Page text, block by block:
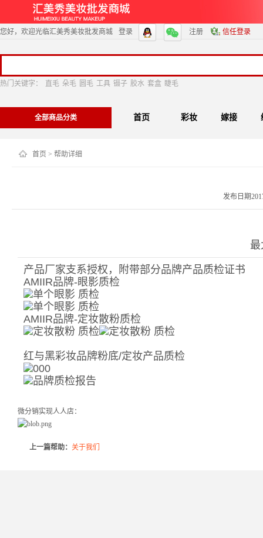
您好，欢迎光临汇美秀美妆批发商城 登录 注册 信任登录
热门关键字： 直毛 朵毛 圆毛 工具 镊子 胶水 套盒 睫毛
全部商品分类 首页 彩妆 嫁接
首页 > 帮助详细
发布日期
产品厂家支系授权，附带部分品牌产品质检证书
AMIIR品牌-眼影质检
AMIIR品牌-定妆散粉质检
红与黑彩妆品牌粉底/定妆产品质检
微分销实现人人店：
上一篇帮助： 关于我们